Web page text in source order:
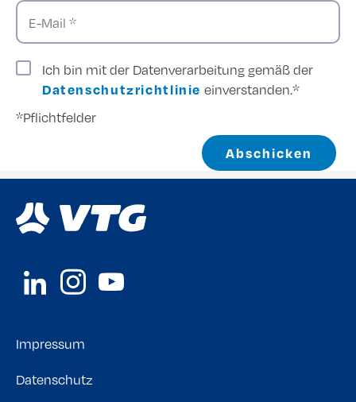
E-Mail *
Ich bin mit der Datenverarbeitung gemäß der
Datenschutzrichtlinie einverstanden.*
*Pflichtfelder
Abschicken
Impressum
Datenschutz